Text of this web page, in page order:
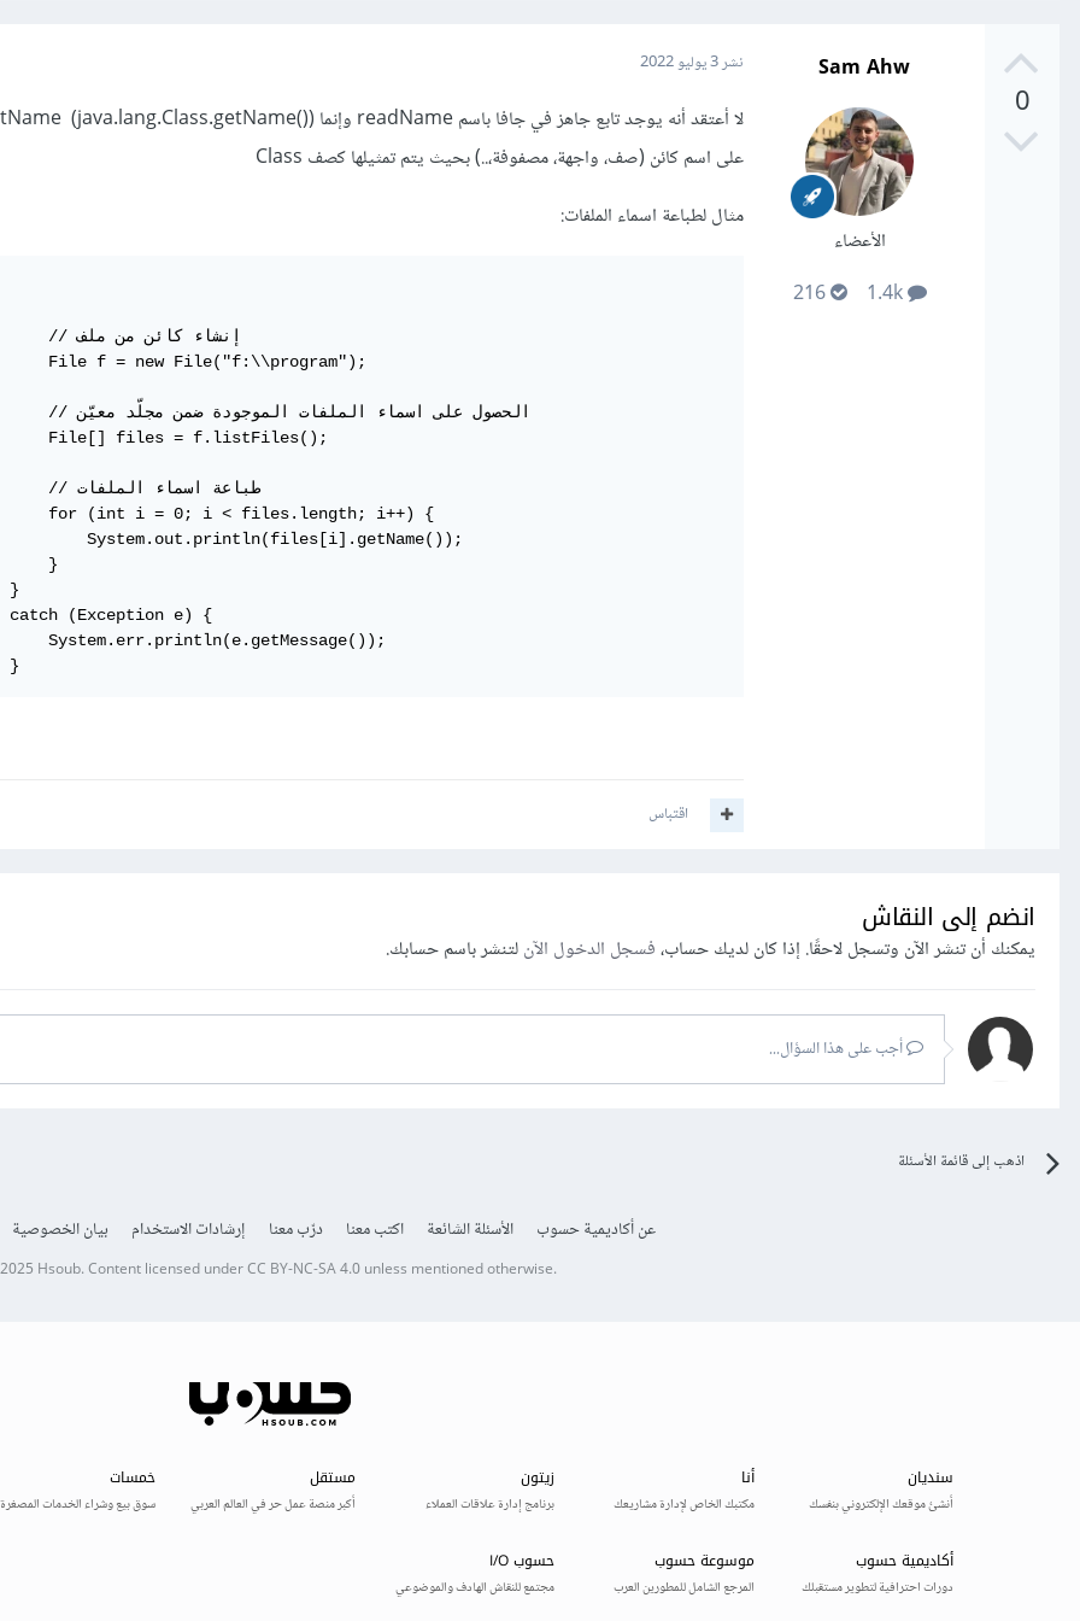
0
Sam Ahw
الأعضاء
1.4k
216
نشر3 يوليو 2022
على اسم كائن (صف، واجهة، مصفوفة،..) بحيث يتم تمثيلها كصف Class
مثال لطباعة اسماء الملفات:
//
File f = new File("f:\\program");
// الحصول على اسماء
File[] files = f.listFiles();
//
for (int i = 0; i < files.length; i++) {
System.out.println(files[i].getName());
}
}
catch (Exception e) {
System.err.println(e.getMessage());
}
اقتباس
انضم إلى النقاش
يمكنك أن تنشر الآن وتسجل لاحقًا. إذا كان لديك حساب،فسجل الدخول الآنلتنشر باسم حسابك.
أجب على هذا السؤال...
اذهب إلى قائمة الأسئلة
عن أكاديمية حسوب الأسئلة الشائعة اكتب معنا درّب معنا إرشادات الاستخدام بيان الخصوصية
Hsoub.Content licensed underCC BY-NC-SA 4.0unless mentioned otherwise.